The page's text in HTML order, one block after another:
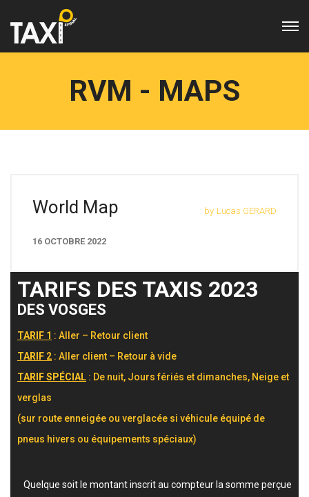
RVM - MAPS
World Map by Lucas GERARD
16 OCTOBRE 2022
TARIFS DES TAXIS 2023
DES VOSGES
TARIF 1 : Aller – Retour client
TARIF 2 : Aller client – Retour à vide
TARIF SPÉCIAL : De nuit, Jours fériés et dimanches, Neige et
verglas
(sur route enneigée ou verglacée si véhicule équipé de
pneus hivers ou équipements spéciaux)
Quelque soit le montant inscrit au compteur la somme perçue